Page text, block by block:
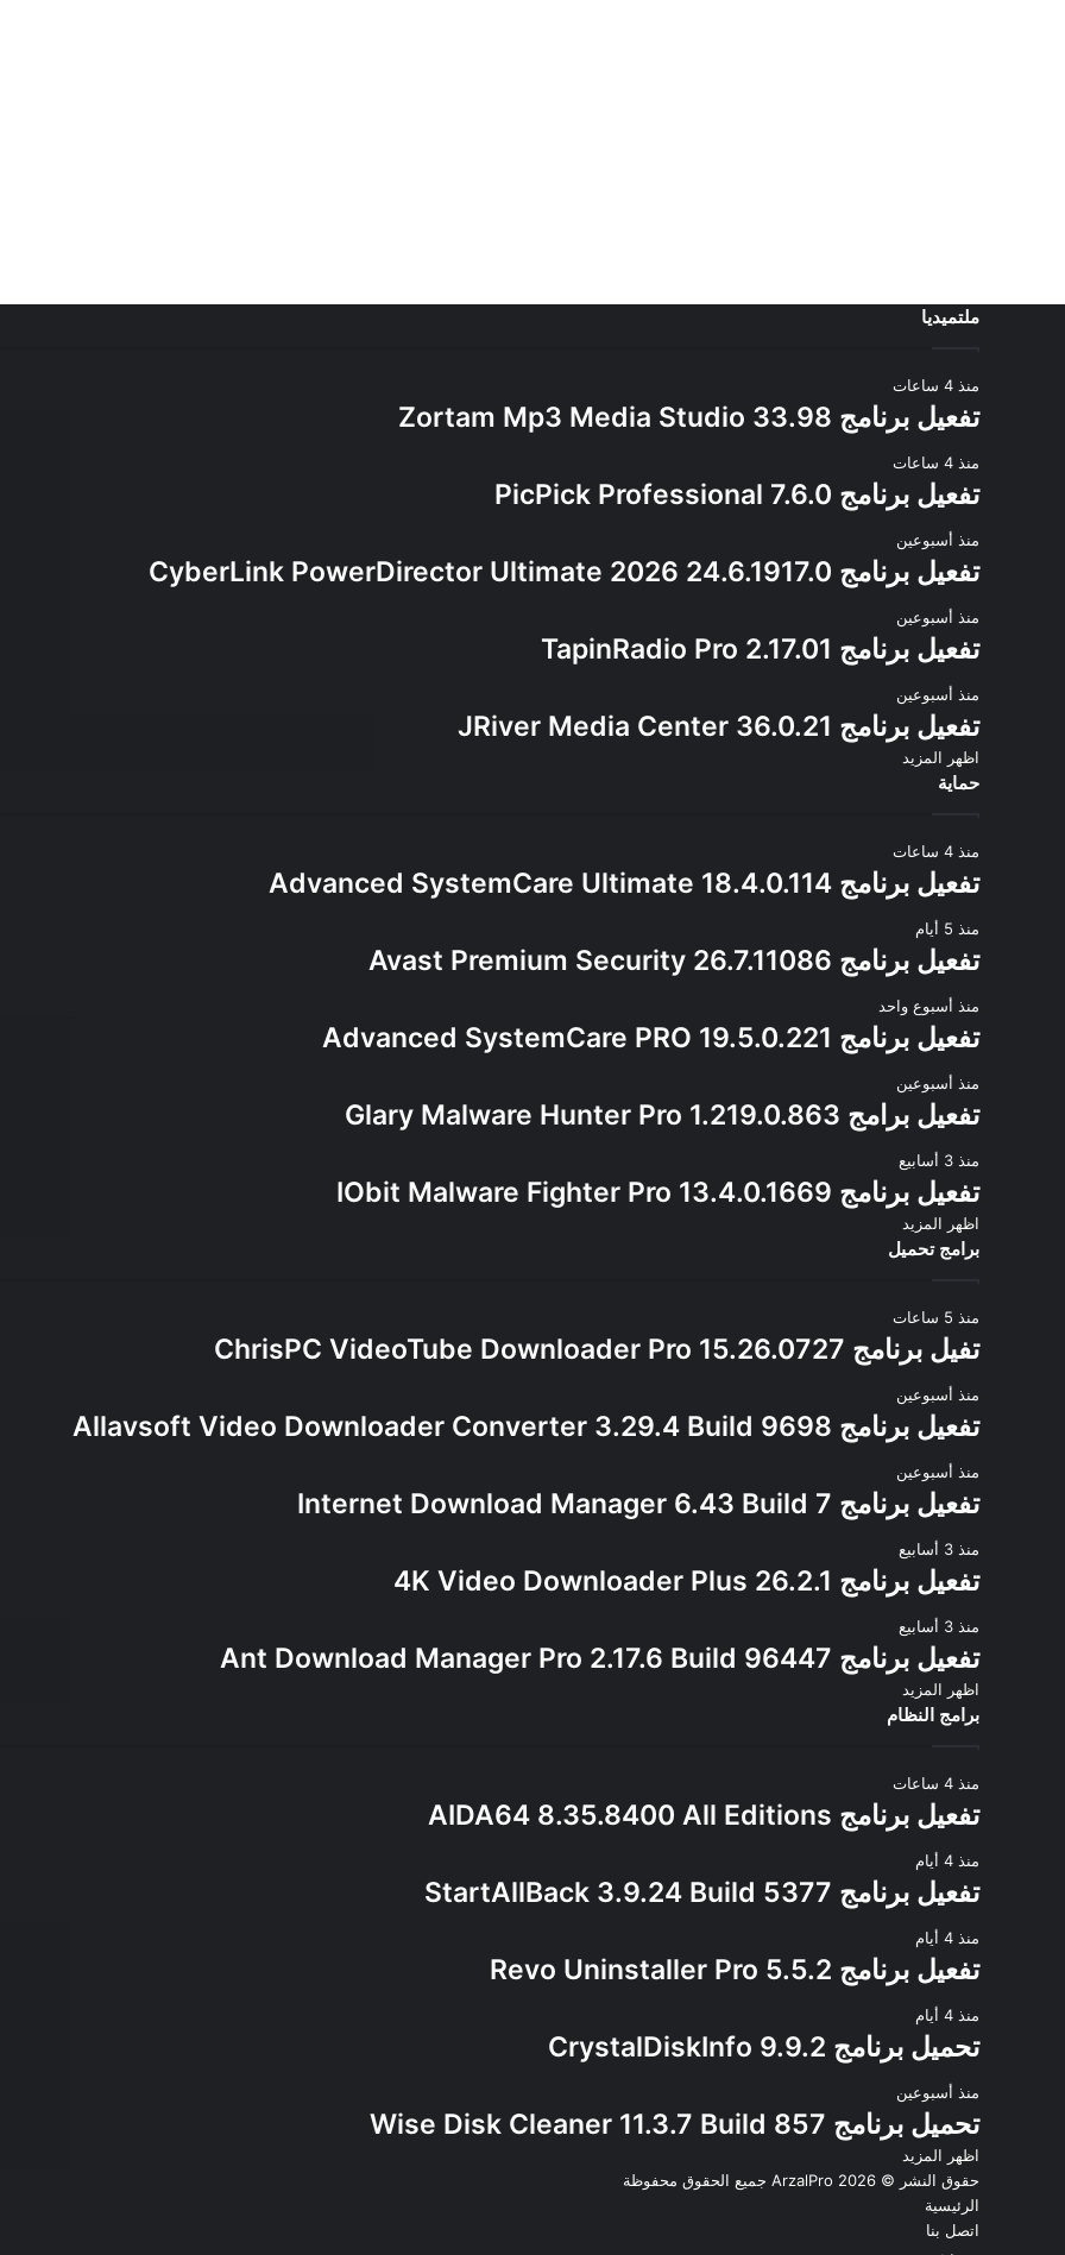
ملتميديا
منذ 4 ساعات
تفعيل برنامج Zortam Mp3 Media Studio 33.98
منذ 4 ساعات
تفعيل برنامج PicPick Professional 7.6.0
منذ أسبوعين
تفعيل برنامج CyberLink PowerDirector Ultimate 2026 24.6.1917.0
منذ أسبوعين
تفعيل برنامج TapinRadio Pro 2.17.01
منذ أسبوعين
تفعيل برنامج JRiver Media Center 36.0.21
اظهر المزيد
حماية
منذ 4 ساعات
تفعيل برنامج Advanced SystemCare Ultimate 18.4.0.114
منذ 5 أيام
تفعيل برنامج Avast Premium Security 26.7.11086
منذ أسبوع واحد
تفعيل برنامج Advanced SystemCare PRO 19.5.0.221
منذ أسبوعين
تفعيل برامج Glary Malware Hunter Pro 1.219.0.863
منذ 3 أسابيع
تفعيل برنامج IObit Malware Fighter Pro 13.4.0.1669
اظهر المزيد
برامج تحميل
منذ 5 ساعات
تفيل برنامج ChrisPC VideoTube Downloader Pro 15.26.0727
منذ أسبوعين
تفعيل برنامج Allavsoft Video Downloader Converter 3.29.4 Build 9698
منذ أسبوعين
تفعيل برنامج Internet Download Manager 6.43 Build 7
منذ 3 أسابيع
تفعيل برنامج 4K Video Downloader Plus 26.2.1
منذ 3 أسابيع
تفعيل برنامج Ant Download Manager Pro 2.17.6 Build 96447
اظهر المزيد
برامج النظام
منذ 4 ساعات
تفعيل برنامج AIDA64 8.35.8400 All Editions
منذ 4 أيام
تفعيل برنامج StartAllBack 3.9.24 Build 5377
منذ 4 أيام
تفعيل برنامج Revo Uninstaller Pro 5.5.2
منذ 4 أيام
تحميل برنامج CrystalDiskInfo 9.9.2
منذ أسبوعين
تحميل برنامج Wise Disk Cleaner 11.3.7 Build 857
اظهر المزيد
حقوق النشر © 2026
ArzalPro جميع الحقوق محفوظة
الرئيسية
اتصل بنا